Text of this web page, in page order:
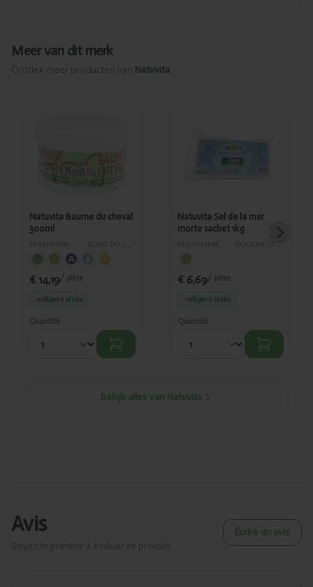
Meer van dit merk
Ontdek meer producten van Natuvita
Natuvita Baume du cheval
300ml
€ 14,19/ pièce
-10%per 6 stuks
Quantité
sachet 1kg
Natuvita Sel de la mer
morte sachet 1kg
€ 6,69/ pièce
-10%per 6 stuks
Quantité
Bekijk alles van Natuvita
Avis
Soyez le premier à évaluer ce produit
Écrire un avis